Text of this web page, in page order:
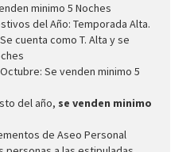
minimo 5 Noches
del Año: Temporada Alta.
cuenta como T. Alta y se
Se venden minimo 5
del año, se venden minimo
de Aseo Personal